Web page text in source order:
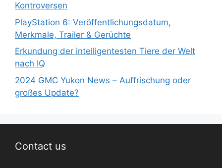
Kontroversen
PlayStation 6: Veröffentlichungsdatum,
Merkmale, Trailer & Gerüchte
Erkundung der intelligentesten Tiere der Welt
nach IQ
2024 GMC Yukon News – Auffrischung oder
großes Update?
Contact us